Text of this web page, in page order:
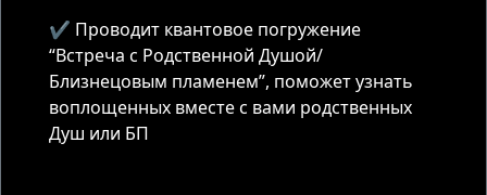
✔️ Проводит квантовое погружение
“Встреча с Родственной Душой/
Близнецовым пламенем”, поможет узнать
воплощенных вместе с вами родственных
Душ или БП